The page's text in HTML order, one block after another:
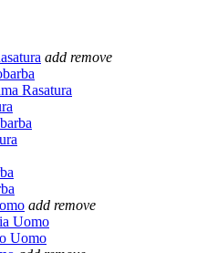
add remove
Rasatura
add remove
Uomo
Uomo